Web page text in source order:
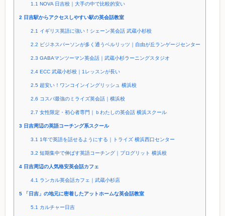
1.1 NOVA 日吉校｜大手の中で比較的安い
2 日吉駅からアクセスしやすい駅の英会話教室
2.1 イギリス英語に強い！シェーン英会話 武蔵小杉校
2.2 ビジネスパーソンが多く通うベルリッツ｜自由が丘ランゲージセンター
2.3 GABAマンツーマン英会話｜武蔵小杉ラーニングスタジオ
2.4ECC 武蔵小杉校｜1レッスンが長い
2.5 超安い！ワンコインイングリッシュ 横浜校
2.6 コスパ最強のミライズ英会話｜横浜校
2.7 女性限定・初心者専門｜ｂわたしの英会話 横浜スクール
3 日吉周辺の英語コーチング系スクール
3.1 1年で英語を話せるようにする｜トライズ 横浜西口センター
3.2 短期集中で伸ばす英語コーチング｜プログリット 横浜校
4 日吉周辺の人気格安英会話カフェ
4.1 ランカル英会話カフェ｜武蔵小杉店
5 「日吉」の地元に密着したアットホームな英会話教室
5.1 カルチャー日吉